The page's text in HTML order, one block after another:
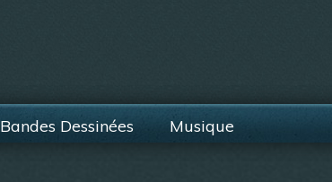
Bandes Dessinées Musique